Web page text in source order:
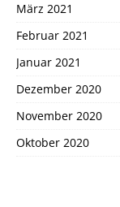
März 2021
Februar 2021
Januar 2021
Dezember 2020
November 2020
Oktober 2020